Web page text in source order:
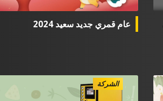
عام قمري جديد سعيد 2024
الشركة